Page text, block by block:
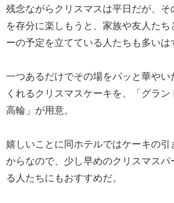
残念ながらクリスマスは平日だが、
を存分に楽しもうと、家族や友人たち
ーの予定を立てている人たちも多いは
一つあるだけでその場をパッと華やい
くれるクリスマスケーキを、「グラ
高輪」が用意。
嬉しいことに同ホテルではケーキの引
からなので、少し早めのクリスマス
る人たちにもおすすめだ。